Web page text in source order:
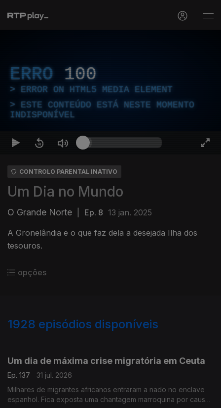
ERRO 100
ERROR ON HTML5 MEDIA ELEMENT
ESTE CONTEÚDO ESTÁ NESTE MOMENTO
INDISPONÍVEL
CONTROLO PARENTAL INATIVO
Um Dia no Mundo
O Grande Norte Ep. 8 13 jan. 2025
A Gronelândia e o que faz dela a desejada Ilha dos
tesouros.
opções
1928 episódios disponíveis
Um dia de máxima crise migratória em Ceuta
Ep. 137
31 jul. 2026
Milhares de migrantes africanos entraram a nado no enclave
espanhol. Fica exposta uma chantagem marroquina por causa